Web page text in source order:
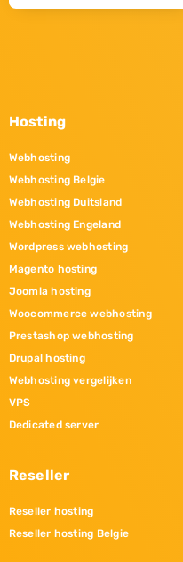
Hosting
Webhosting
Webhosting Belgie
Webhosting Duitsland
Webhosting Engeland
Wordpress webhosting
Magento hosting
Joomla hosting
Woocommerce webhosting
Prestashop webhosting
Drupal hosting
Webhosting vergelijken
VPS
Dedicated server
Reseller
Reseller hosting
Reseller hosting Belgie